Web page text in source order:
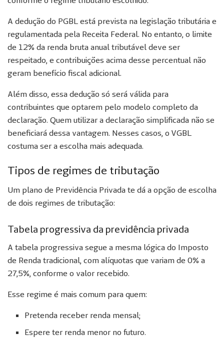
A dedução do PGBL está prevista na legislação tributária e
regulamentada pela Receita Federal. No entanto, o limite
de 12% da renda bruta anual tributável deve ser
respeitado, e contribuições acima desse percentual não
geram benefício fiscal adicional.
Além disso, essa dedução só será válida para
contribuintes que optarem pelo modelo completo da
declaração. Quem utilizar a declaração simplificada não se
beneficiará dessa vantagem. Nesses casos, o VGBL
costuma ser a escolha mais adequada.
Tipos de regimes de tributação
Um plano de Previdência Privada te dá a opção de escolha
de dois regimes de tributação:
Tabela progressiva da previdência privada
A tabela progressiva segue a mesma lógica do Imposto
de Renda tradicional, com alíquotas que variam de 0% a
27,5%, conforme o valor recebido.
Esse regime é mais comum para quem:
Pretenda receber renda mensal;
Espere ter renda menor no futuro.